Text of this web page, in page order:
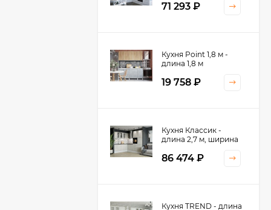
71 293 ₽
Кухня Point 1,8 м -
длина 1,8 м
19 758 ₽
Кухня Классик -
длина 2,7 м, ширина
86 474 ₽
Кухня TREND - длина
Кухня Принцесса -
длина 2,4 м
38 767₽
Кухня Оптима - длина
2,8 м, ширина 1,4 м
52 197₽
Кухня Камелия -